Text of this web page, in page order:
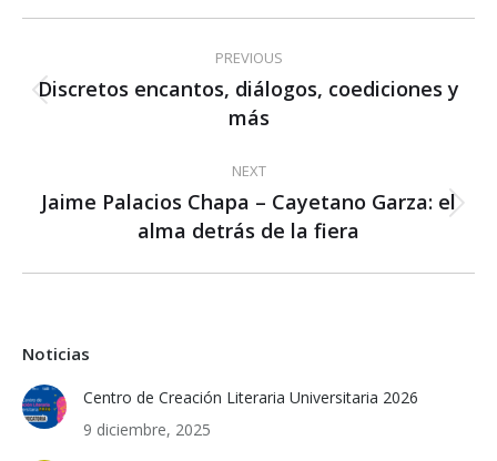
navigation
PREVIOUS
Previous
post:
Discretos encantos, diálogos, coediciones y
más
NEXT
Next
post:
Jaime Palacios Chapa – Cayetano Garza: el
alma detrás de la fiera
Noticias
Centro de Creación Literaria Universitaria 2026
9 diciembre, 2025